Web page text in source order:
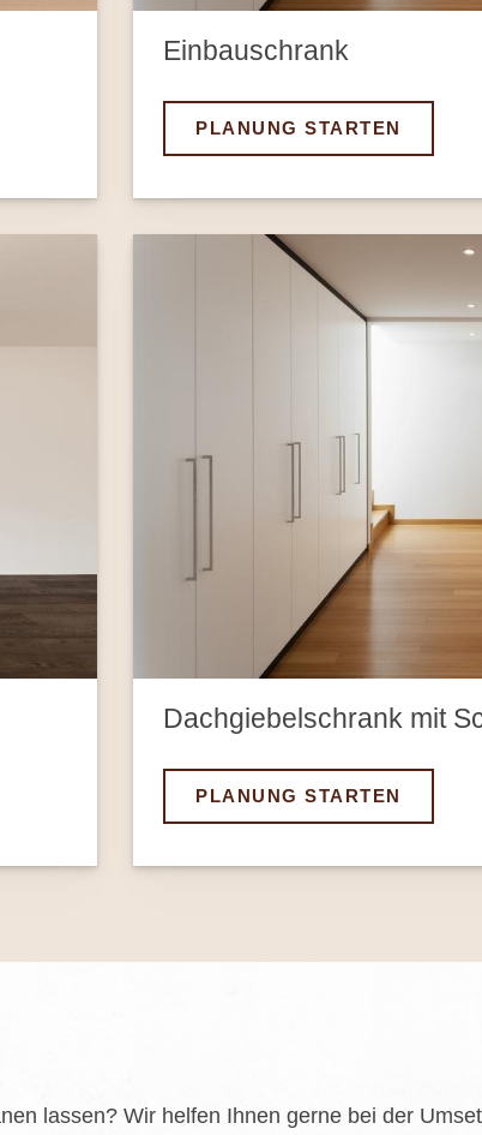
Einbauschrank
PLANUNG STARTEN
Dachgiebelschrank mit
PLANUNG STARTEN
lassen? Wir helfen Ihnen gerne bei der